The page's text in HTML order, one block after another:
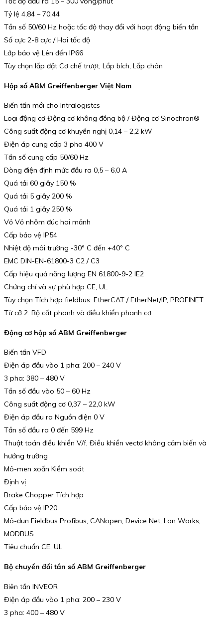
Tỷ lệ 4,84 – 70,44
Tần số 50/60 Hz hoặc tốc độ thay đổi với hoạt động biến tần
Số cực 2-8 cực / Hai tốc độ
Lớp bảo vệ Lên đến IP66
Tùy chọn lắp đặt Cơ chế trượt, Lắp bích, Lắp chân
Hộp số ABM Greiffenberger Việt Nam
Biến tần mới cho Intralogistcs
Loại động cơ Động cơ không đồng bộ / Động cơ Sinochron®
Công suất động cơ khuyến nghị 0,14 – 2,2 kW
Điện áp cung cấp 3 pha 400 V
Tần số cung cấp 50/60 Hz
Dòng điện định mức đầu ra 0,5 – 6,0 A
Quá tải 60 giây 150 %
Quá tải 5 giây 200 %
Quá tải 1 giây 250 %
Vỏ Vỏ nhôm đúc hai mảnh
Cấp bảo vệ IP54
Nhiệt độ môi trường -30° C đến +40° C
EMC DIN-EN-61800-3 C2 / C3
Cấp hiệu quả năng lượng EN 61800-9-2 IE2
Chứng chỉ và sự phù hợp CE, UL
Tùy chọn Tích hợp fieldbus: EtherCAT / EtherNet/IP, PROFINET
Từ cỡ 2: Bộ cắt phanh và điều khiển phanh cơ
Động cơ hộp số ABM Greiffenberger
Biến tần VFD
Điện áp đầu vào 1 pha: 200 – 240 V
3 pha: 380 – 480 V
Tần số đầu vào 50 – 60 Hz
Công suất động cơ 0,37 – 22,0 kW
Điện áp đầu ra Nguồn điện 0 V
Tần số đầu ra 0 đến 599 Hz
Thuật toán điều khiển V/f, Điều khiển vectơ không cảm biến và
hướng trường
Mô-men xoắn Kiểm soát
Định vị
Brake Chopper Tích hợp
Cấp bảo vệ IP20
Mô-đun Fieldbus Profibus, CANopen, Device Net, Lon Works,
MODBUS
Tiêu chuẩn CE, UL
Bộ chuyển đổi tần số ABM Greiffenberger
Biên tần INVEOR
Điện áp đầu vào 1 pha: 200 – 230 V
3 pha: 400 – 480 V